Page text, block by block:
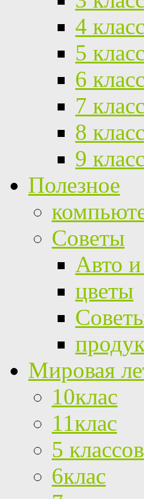
4 класс
5 класс
6 класс
7 класс
8 класс
9 класс
Полезное
Советы
Авто
цветы
Мировая
10клас
11клас
5 классов
6клас